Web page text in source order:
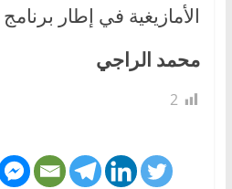
الأمازيغية في إطار
محمد الراجي
2